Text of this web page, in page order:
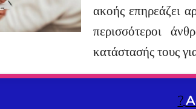
ακοής επηρεάζει
περισσότεροι
κατάστασής τους
?